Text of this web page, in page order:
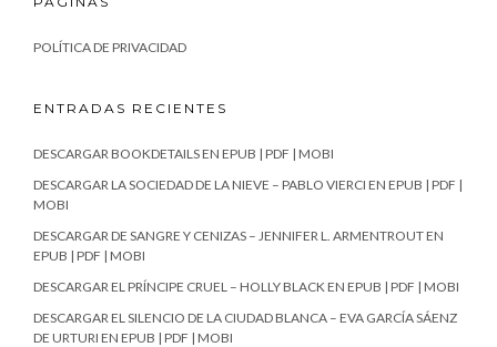
POLÍTICA DE PRIVACIDAD
ENTRADAS RECIENTES
DESCARGAR BOOKDETAILS EN EPUB | PDF | MOBI
DESCARGAR LA SOCIEDAD DE LA NIEVE – PABLO VIERCI EN EPUB | PDF |
MOBI
DESCARGAR DE SANGRE Y CENIZAS – JENNIFER L. ARMENTROUT EN
EPUB | PDF | MOBI
DESCARGAR EL PRÍNCIPE CRUEL – HOLLY BLACK EN EPUB | PDF | MOBI
DESCARGAR EL SILENCIO DE LA CIUDAD BLANCA – EVA GARCÍA SÁENZ
DE URTURI EN EPUB | PDF | MOBI